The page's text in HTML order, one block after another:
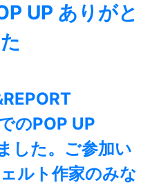
UP ありがと
のPOP UP
した。⁡ご参加い
ルト作家のみな